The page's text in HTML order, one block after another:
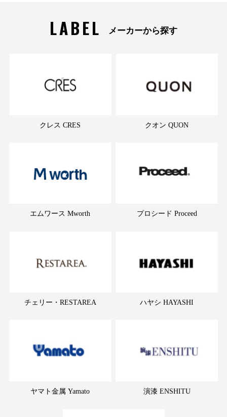
LABEL メーカーから探す
クレス CRES クオン QUON
エムワース Mworth プロシード Proceed
チェリー・RESTAREA ハヤシ HAYASHI
ヤマト金属 Yamato 演漆 ENSHITU